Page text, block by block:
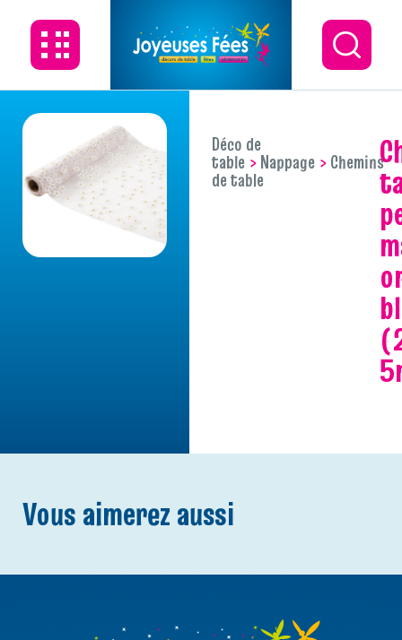
Déco de
table Nappage Chemins
de table
chemin de
Vous aimerez aussi